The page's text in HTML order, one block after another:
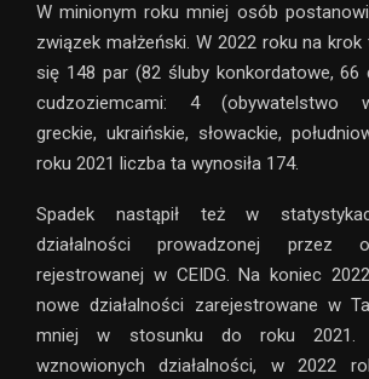
W minionym roku mniej osób
związek małżeński. W 2022 roku na krok
się 148 par (82 śluby konkordatowe,
cudzoziemcami: 4 (obywatelstwo
greckie, ukraińskie, słowackie,
roku 2021 liczba ta wynosiła 174.
Spadek nastąpił też w
działalności prowadzonej przez
rejestrowanej w CEIDG. Na koniec
nowe działalności zarejestrowane w
mniej w stosunku do roku 2021.
wznowionych działalności, w 2022